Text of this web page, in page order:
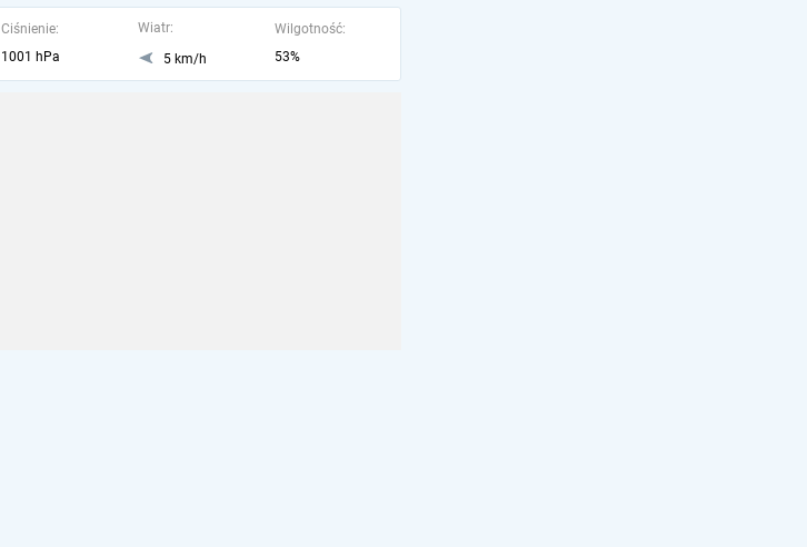
Ciśnienie:
1001 hPa
Wiatr:
5 km/h
Wilgotność:
53%